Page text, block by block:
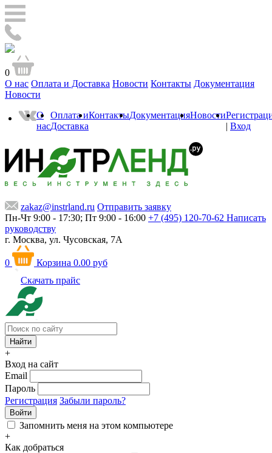
0
О нас Оплата и Доставка Новости Контакты Документация
Новости
О
нас
Оплата и
Доставка
КонтактыДокументацияНовости
| Вход
zakaz@instrland.ru Отправить заявку
Пн-Чт 9:00 - 17:30; Пт 9:00 - 16:00 +7 (495) 120-70-62 Написать
руководству
г. Москва, ул. Чусовская, 7А
0 Корзина 0.00 руб
Скачать прайс
+
Вход на сайт
Email
Пароль
Регистрация Забыли пароль?
Войти
Запомнить меня на этом компьютере
+
Как добраться